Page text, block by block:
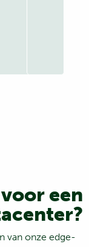
een
van onze edge-